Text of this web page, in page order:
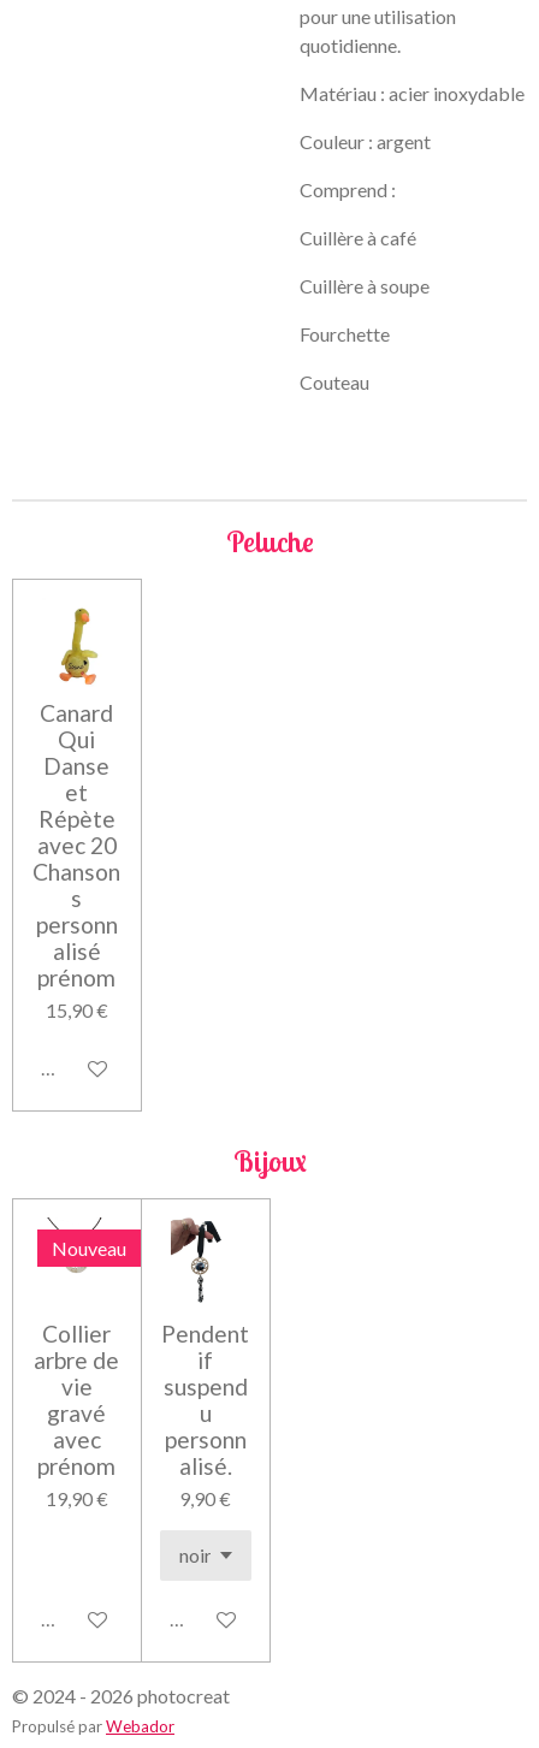
pour une utilisation
quotidienne.
Matériau : acier inoxydable
Couleur : argent
Comprend :
Cuillère à café
Cuillère à soupe
Fourchette
Couteau
Peluche
Canard
Qui
Danse
et
Répète
avec 20
Chanson
s
personn
alisé
prénom
15,90 €
Voir les détails
Bijoux
Nouveau
Collier
arbre de
vie
gravé
avec
prénom
19,90 €
Voir les détails
Pendent
if
suspend
u
personn
alisé.
9,90 €
Voir les détails
© 2024 - 2026 photocreat
Propulsé parWebador